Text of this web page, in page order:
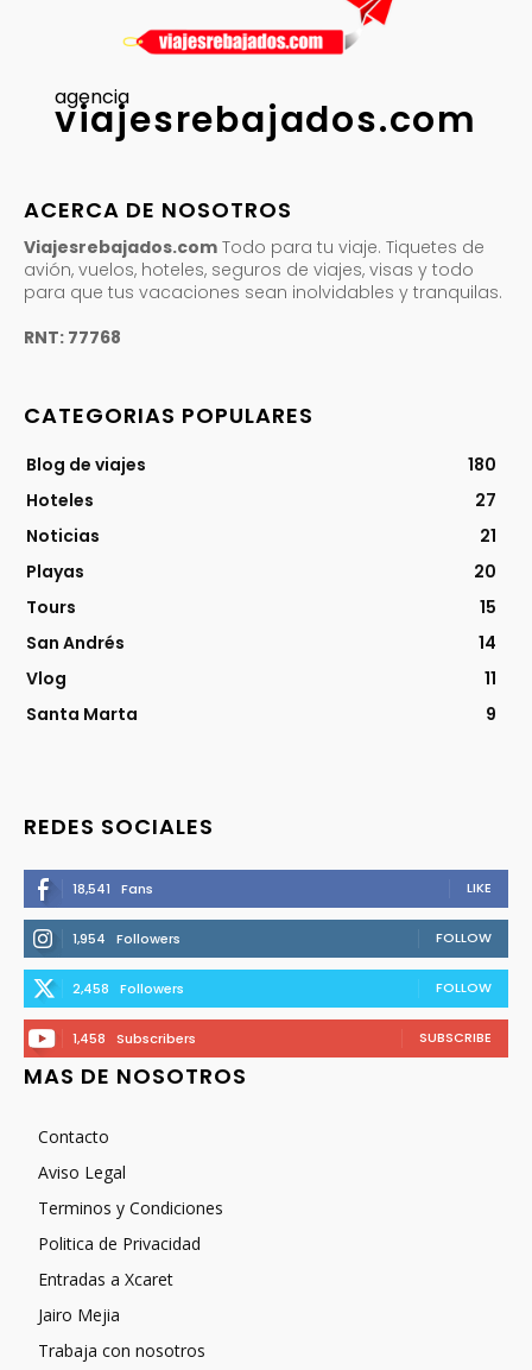
agencia
viajesrebajados.com
ACERCA DE NOSOTROS
Viajesrebajados.com Todo para tu viaje. Tiquetes de
avión, vuelos, hoteles, seguros de viajes, visas y todo
para que tus vacaciones sean inolvidables y tranquilas.
RNT: 77768
CATEGORIAS POPULARES
Blog de viajes
180
Hoteles
27
Noticias
21
Playas
20
Tours
15
San Andrés
14
Vlog
11
Santa Marta
9
REDES SOCIALES
18,541 Fans LIKE
1,954 Followers FOLLOW
2,458 Followers FOLLOW
1,458 Subscribers SUBSCRIBE
MAS DE NOSOTROS
Contacto
Aviso Legal
Terminos y Condiciones
Politica de Privacidad
Entradas a Xcaret
Jairo Mejia
Trabaja con nosotros